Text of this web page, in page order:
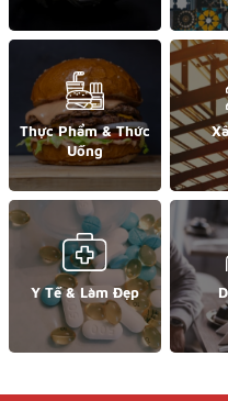
Thực Phẩm & Thức
Uống
Y Tế & Làm Đẹp